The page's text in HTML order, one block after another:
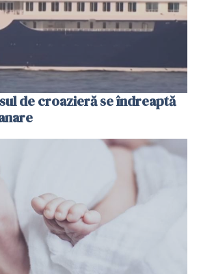
de croazieră se îndreaptă